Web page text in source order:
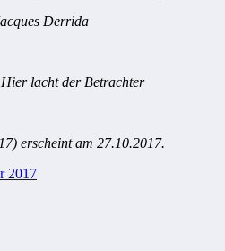
Derrida
Hier lacht der Betrachter
erscheint am 27.10.2017.
2017